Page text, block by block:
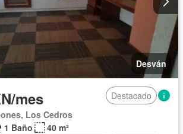
Desván
mes
Destacado
Los Cedros
1 Baño
40 m²